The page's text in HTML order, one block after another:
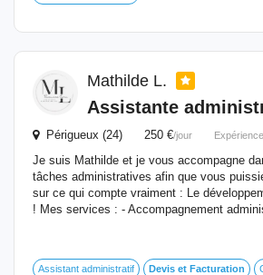
Mathilde L.
Assistante
Périgueux (24) 250 €/jour
Je suis Mathilde et je vous accompagne
tâches administratives afin que vous
sur ce qui compte vraiment : Le
! Mes services : - Accompagnement
Assistant administratif Devis et Facturation